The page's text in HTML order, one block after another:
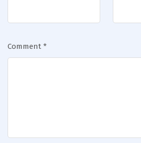
Comment *